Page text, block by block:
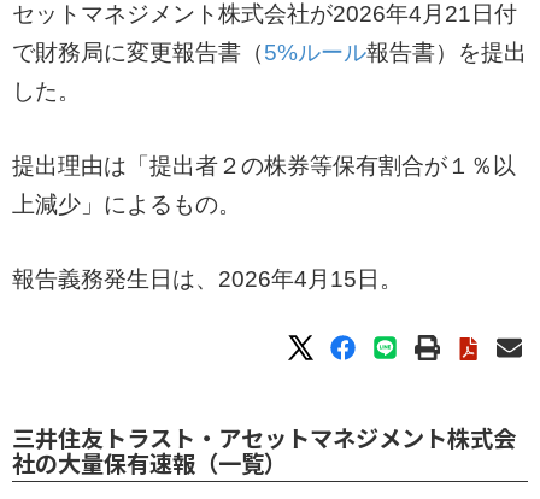
セットマネジメント株式会社が2026年4月21日付
で財務局に変更報告書（5%ルール報告書）を提出
した。
提出理由は「提出者２の株券等保有割合が１％以
上減少」によるもの。
報告義務発生日は、2026年4月15日。
三井住友トラスト・アセットマネジメント株式会
社の大量保有速報（一覧）